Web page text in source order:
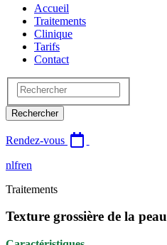
Main
navigation
Accueil
Traitements
Clinique
Tarifs
Contact
Rechercher
Rechercher
Rendez-vous
nlfren
Traitements
Texture grossière de la peau